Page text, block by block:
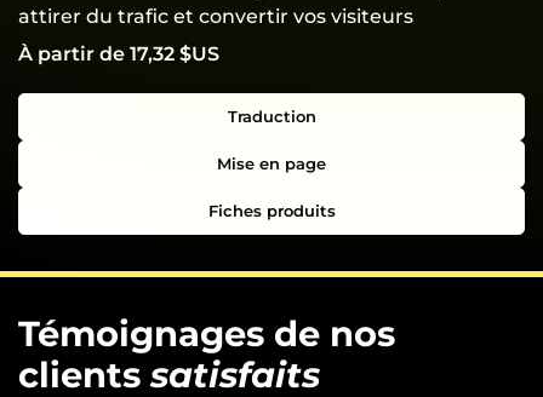
attirer du trafic et convertir vos visiteurs
À partir de 17,32 $US
Traduction
Mise en page
Fiches produits
Témoignages de nos
clientssatisfaits